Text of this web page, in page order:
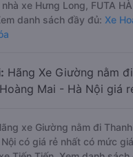
xe Hưng Long, FUTA
danh sách đầy đủ: Xe
Hãng Xe Giường nằm
Mai - Hà Nội giá
xe Giường nằm đi
có giá rẻ nhất có mức